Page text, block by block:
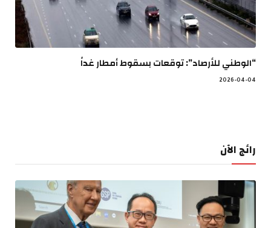
“الوطني للأرصاد”: توقعات بسقوط أمطار غداً
2026-04-04
رائج الآن